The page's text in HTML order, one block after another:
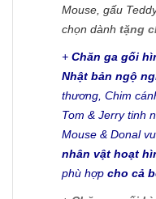
Mouse, gấu
chọn dành tặng
+ Chăn ga gối
Nhật bản ngộ
thương, Chim
Tom & Jerry tinh
Mouse & Donal
nhân vật hoạt
phù hợp cho cả